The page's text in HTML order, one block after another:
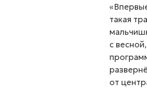
такая
с
от